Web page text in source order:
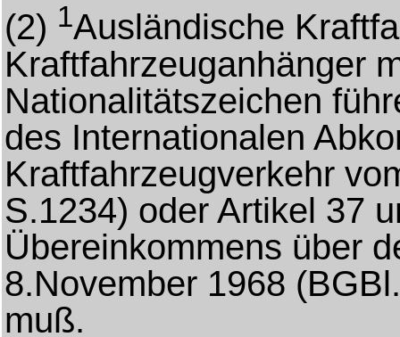
(2) 1Ausländische
Kraftfahrzeuganhänger
Nationalitätszeichen
des Internationalen
Kraftfahrzeugverkehr
S.1234) oder Artikel 37
Übereinkommens über
8.November 1968
muß.